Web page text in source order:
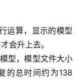
运算，显示的模型
会升上去。
型，模型文件大小
的总时间约为138